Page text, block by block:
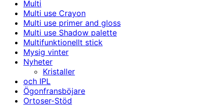
Multi
Multi use Crayon
Multi use primer and gloss
Multi use Shadow palette
Multifunktionellt stick
Mysig vinter
Nyheter
Kristaller
och IPL
Ögonfransböjare
Ortoser-Stöd